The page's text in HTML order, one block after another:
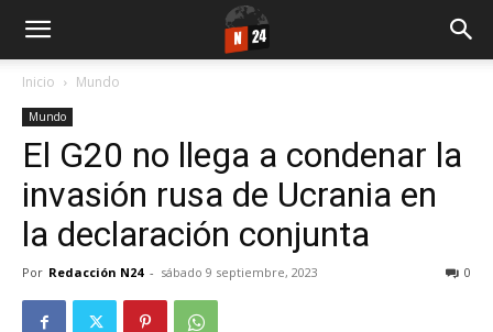
Inicio Mundo
Mundo
El G20 no llega a condenar la
invasión rusa de Ucrania en
la declaración conjunta
Por Redacción N24 - sábado 9 septiembre, 2023 0